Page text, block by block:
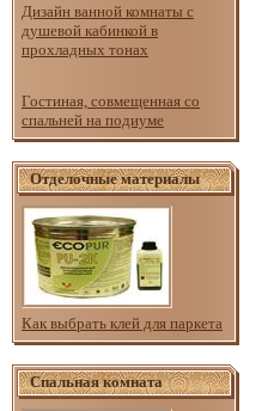
Дизайн ванной комнаты с
душевой кабинкой в
прохладных тонах
Гостиная, совмещенная со
спальней на подиуме
Отделочные материалы
Как выбрать клей для паркета
Спальная комната